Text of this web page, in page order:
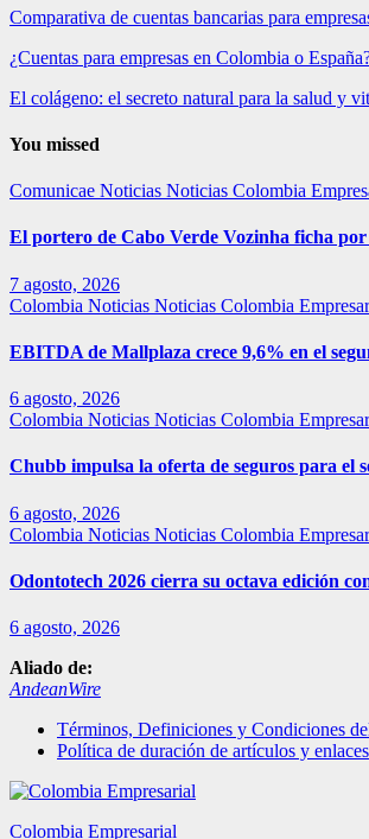
Comparativa de cuentas bancarias para
¿Cuentas para empresas en Colombia o
El colágeno: el secreto natural para la salud y
You missed
Comunicae Noticias Noticias Colombia
El portero de Cabo Verde Vozinha ficha
7 agosto, 2026
Colombia Noticias Noticias Colombia
EBITDA de Mallplaza crece 9,6% en el
6 agosto, 2026
Colombia Noticias Noticias Colombia
Chubb impulsa la oferta de seguros para el
6 agosto, 2026
Colombia Noticias Noticias Colombia
Odontotech 2026 cierra su octava edición
6 agosto, 2026
Aliado de:
AndeanWire
Términos, Definiciones y Condiciones
Política de duración de artículos y enlaces
Colombia Empresarial